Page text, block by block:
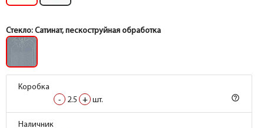
Стекло: Сатинат, пескоструйная обработка
Коробка
-
2.5 + шт. help_outline
Наличник